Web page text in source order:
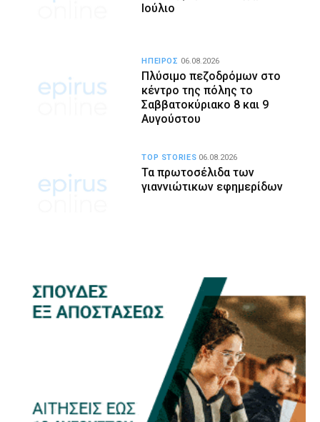
Ιούλιο
Πλύσιμο πεζοδρόμων στο
κέντρο της πόλης το
Σαββατοκύριακο 8 και 9
Αυγούστου
ΗΠΕΙΡΟΣ 06.08.2026
Τα πρωτοσέλιδα των
γιαννιώτικων εφημερίδων
TOP STORIES 06.08.2026